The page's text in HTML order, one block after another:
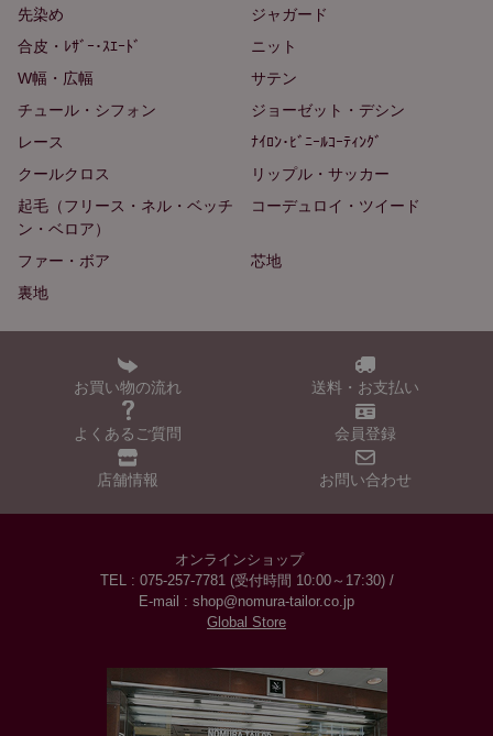
先染め
ジャガード
合皮・ﾚｻﾞｰ･ｽｴｰﾄﾞ
ニット
W幅・広幅
サテン
チュール・シフォン
ジョーゼット・デシン
レース
ﾅｲﾛﾝ･ﾋﾞﾆｰﾙｺｰﾃｨﾝｸﾞ
クールクロス
リップル・サッカー
起毛（フリース・ネル・ベッチ
ン・ベロア）
コーデュロイ・ツイード
ファー・ボア
芯地
裏地
お買い物の流れ 送料・お支払い
よくあるご質問 会員登録
店舗情報 お問い合わせ
オンラインショップ
TEL : 075-257-7781 (受付時間 10:00～17:30) /
E-mail : shop@nomura-tailor.co.jp
Global Store